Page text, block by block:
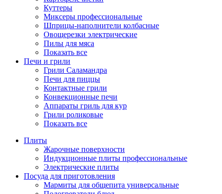
Куттеры
Миксеры профессиональные
Шприцы-наполнители колбасные
Овощерезки электрические
Пилы для мяса
Показать все
Печи и грили
Грили Саламандра
Печи для пиццы
Контактные грили
Конвекционные печи
Аппараты гриль для кур
Грили роликовые
Показать все
Плиты
Жарочные поверхности
Индукционные плиты профессиональные
Электрические плиты
Посуда для приготовления
Мармиты для общепита универсальные